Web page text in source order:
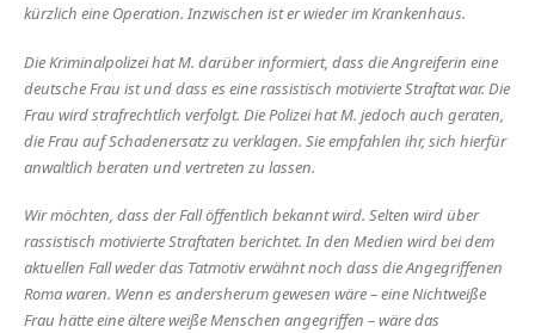
kürzlich eine Operation. Inzwischen ist er wieder im Krankenhaus.
Die Kriminalpolizei hat M. darüber informiert, dass die Angreiferin eine
deutsche Frau ist und dass es eine rassistisch motivierte Straftat war. Die
Frau wird strafrechtlich verfolgt. Die Polizei hat M. jedoch auch geraten,
die Frau auf Schadenersatz zu verklagen. Sie empfahlen ihr, sich hierfür
anwaltlich beraten und vertreten zu lassen.
Wir möchten, dass der Fall öffentlich bekannt wird. Selten wird über
rassistisch motivierte Straftaten berichtet. In den Medien wird bei dem
aktuellen Fall weder das Tatmotiv erwähnt noch dass die Angegriffenen
Roma waren. Wenn es andersherum gewesen wäre – eine Nichtweiße
Frau hätte eine ältere weiße Menschen angegriffen – wäre das